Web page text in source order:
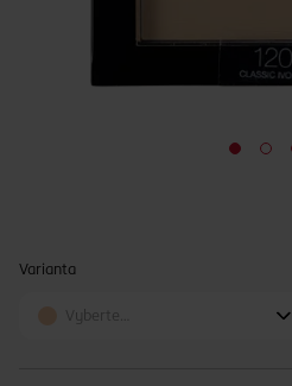
Varianta
Vyberte…